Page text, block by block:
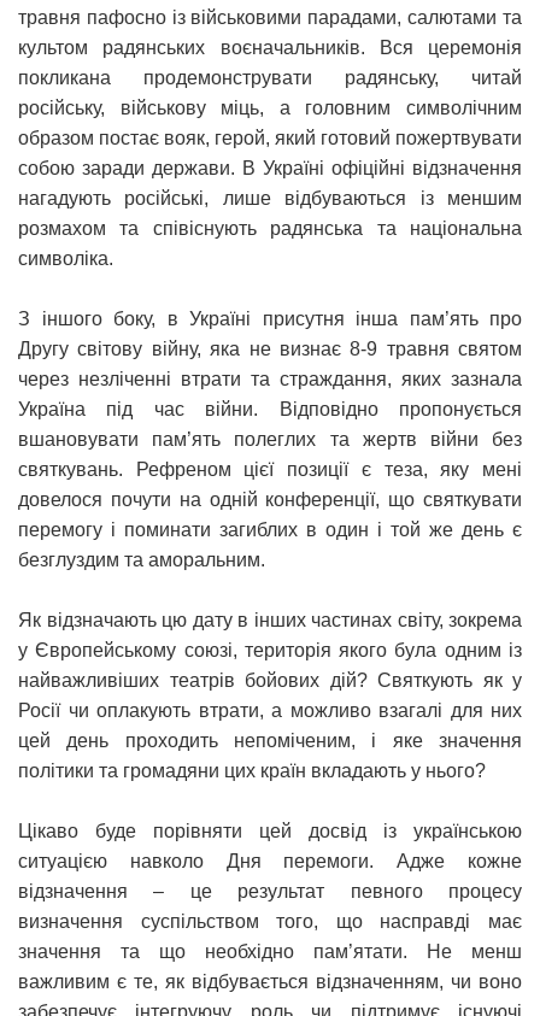
травня пафосно із військовими парадами, салютами та
культом радянських воєначальників. Вся церемонія
покликана продемонструвати радянську, читай
російську, військову міць, а головним символічним
образом постає вояк, герой, який готовий пожертвувати
собою заради держави. В Україні офіційні відзначення
нагадують російські, лише відбуваються із меншим
розмахом та співіснують радянська та національна
символіка.
З іншого боку, в Україні присутня інша пам’ять про
Другу світову війну, яка не визнає 8-9 травня святом
через незліченні втрати та страждання, яких зазнала
Україна під час війни. Відповідно пропонується
вшановувати пам’ять полеглих та жертв війни без
святкувань. Рефреном цієї позиції є теза, яку мені
довелося почути на одній конференції, що святкувати
перемогу і поминати загиблих в один і той же день є
безглуздим та аморальним.
Як відзначають цю дату в інших частинах світу, зокрема
у Європейському союзі, територія якого була одним із
найважливіших театрів бойових дій? Святкують як у
Росії чи оплакують втрати, а можливо взагалі для них
цей день проходить непоміченим, і яке значення
політики та громадяни цих країн вкладають у нього?
Цікаво буде порівняти цей досвід із українською
ситуацією навколо Дня перемоги. Адже кожне
відзначення – це результат певного процесу
визначення суспільством того, що насправді має
значення та що необхідно пам’ятати. Не менш
важливим є те, як відбувається відзначенням, чи воно